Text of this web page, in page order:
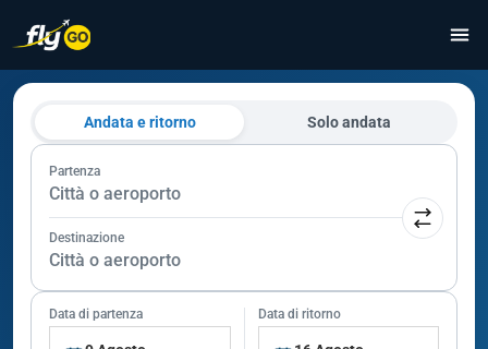
Andata e ritorno Solo andata
Partenza
Città o aeroporto
Destinazione
Città o aeroporto
Data di partenza Data di ritorno